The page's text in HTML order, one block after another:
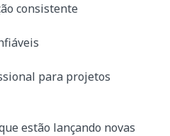
consistente
para projetos
estão lançando novas